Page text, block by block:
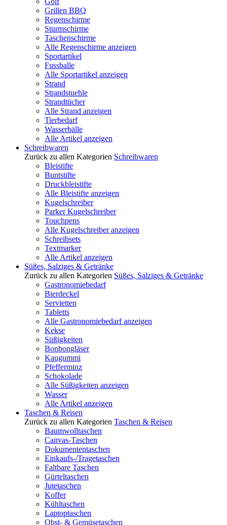
Grillen BBQ
Regenschirme
Sturmschirme
Taschenschirme
Alle Regenschirme anzeigen
Sportartikel
Fussballe
Alle Sportartikel anzeigen
Strand
Strandstuehle
Strandtücher
Alle Strand anzeigen
Tierbedarf
Wasserbälle
Alle Artikel anzeigen
Schreibwaren
Zurück zu allen Kategorien Schreibwaren
Bleistifte
Buntstifte
Druckbleistifte
Alle Bleistifte anzeigen
Kugelschreiber
Parker Kugelschreiber
Touchpens
Alle Kugelschreiber anzeigen
Schreibsets
Textmarker
Alle Artikel anzeigen
Süßes, Salziges & Getränke
Zurück zu allen Kategorien Süßes, Salziges & Getränke
Gastronomiebedarf
Bierdeckel
Servietten
Tabletts
Alle Gastronomiebedarf anzeigen
Kekse
Süßigkeiten
Bonbongläser
Kaugummi
Pfefferminz
Schokolade
Alle Süßigkeiten anzeigen
Wasser
Alle Artikel anzeigen
Taschen & Reisen
Zurück zu allen Kategorien Taschen & Reisen
Baumwolltaschen
Canvas-Taschen
Dokumententaschen
Einkaufs-/Tragetaschen
Faltbare Taschen
Gürteltaschen
Jutetaschen
Koffer
Kühltaschen
Laptoptaschen
Obst- & Gemüsetaschen